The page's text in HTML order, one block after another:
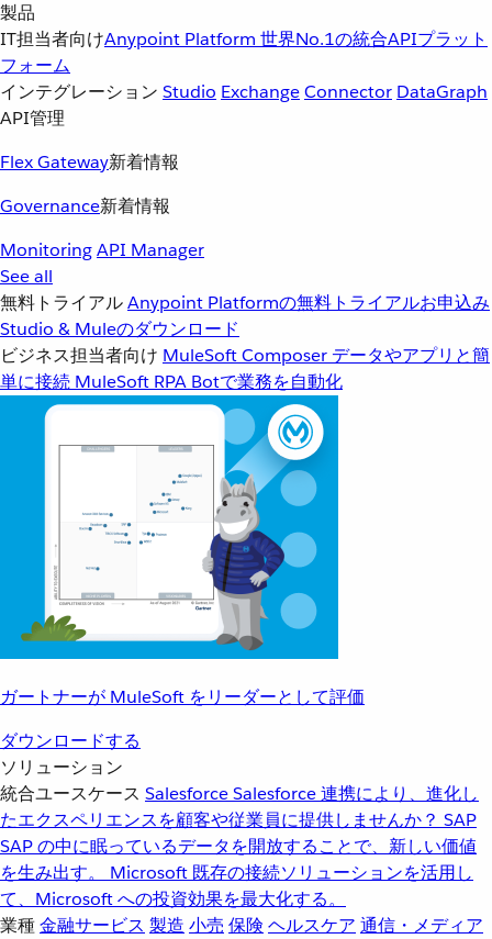
製品
IT担当者向けAnypoint Platform 世界No.1の統合APIプラット
フォーム
インテグレーション Studio ExchangeConnector DataGraph
API管理
Flex Gateway新着情報
Governance新着情報
MonitoringAPI Manager
See all
無料トライアルAnypoint Platformの無料トライアルお申込み
Studio & Muleのダウンロード
ビジネス担当者向け MuleSoft Composer データやアプリと簡
単に接続 MuleSoft RPA Botで業務を自動化
ガートナーが MuleSoft をリーダーとして評価
ダウンロードする
ソリューション
統合ユースケース SalesforceSalesforce 連携により、進化し
たエクスペリエンスを顧客や従業員に提供しませんか？ SAP
SAP の中に眠っているデータを開放することで、新しい価値
を生み出す。
Microsoft 既存の接続ソリューションを活用し
て、Microsoft への投資効果を最大化する。
業種金融サービス 製造 小売 保険 ヘルスケア 通信・メディア